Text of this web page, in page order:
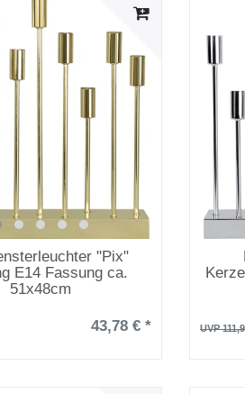
"Pix"
E14 Fassung ca.
51x48cm
43,78 € * UVP